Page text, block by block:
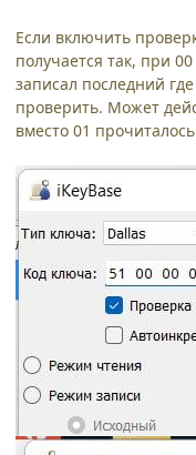
Если включить
получается так, при
записал последний
проверить. Может
вместо 01